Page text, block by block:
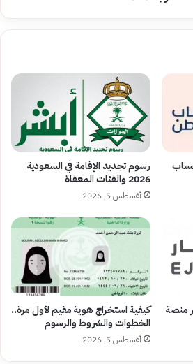
رسوم تجديد الإقامة في السعودية
2026 والفئات المعفاة
أغسطس 5, 2026
منصة
كيفية استخراج هوية مقيم لأول مرة..
الخطوات والشروط والرسوم
أغسطس 5, 2026